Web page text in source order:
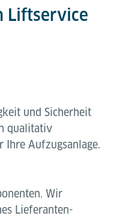
Liftservice
und Sicherheit
qualitativ
Ihre Aufzugsanlage.
Wir
Lieferanten-